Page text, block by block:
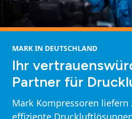
MARK IN DEUTSCHLAND
Ihr
Partner für
Mark Kompressoren liefern
effiziente